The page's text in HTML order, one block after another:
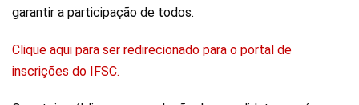
garantir a participação de todos.
Clique aqui para ser redirecionado para o portal de
inscrições do IFSC.